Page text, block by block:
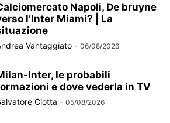
Napoli, De bruyne
l’Inter Miami? | La
Vantaggiato - 06/08/2026
Inter, le probabili
e dove vederla in TV
Ciotta - 05/08/2026